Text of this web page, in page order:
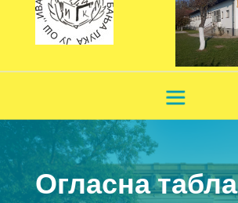
Огласна табла